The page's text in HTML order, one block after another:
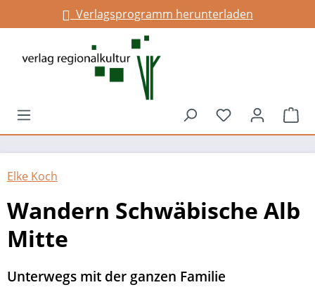
springenVerlagsprogramm herunterladen
Du hast 0
Elke Koch
Wandern Schwäbische Alb
Mitte
Unterwegs mit der ganzen Familie